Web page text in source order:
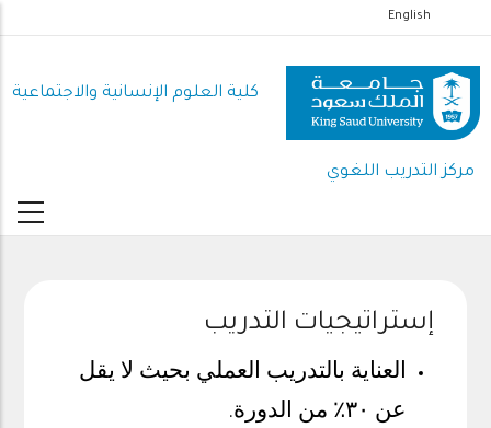
إلى
المحتوى
الرئيسي
English
كلية العلوم اﻹنسانية واﻻجتماعية
مركز التدريب اللغوي
إستراتيجيات التدريب
العناية بالتدريب العملي بحيث لا يقل
عن ٣٠٪ من الدورة.